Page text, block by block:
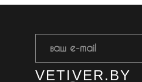
VETIVER.BY